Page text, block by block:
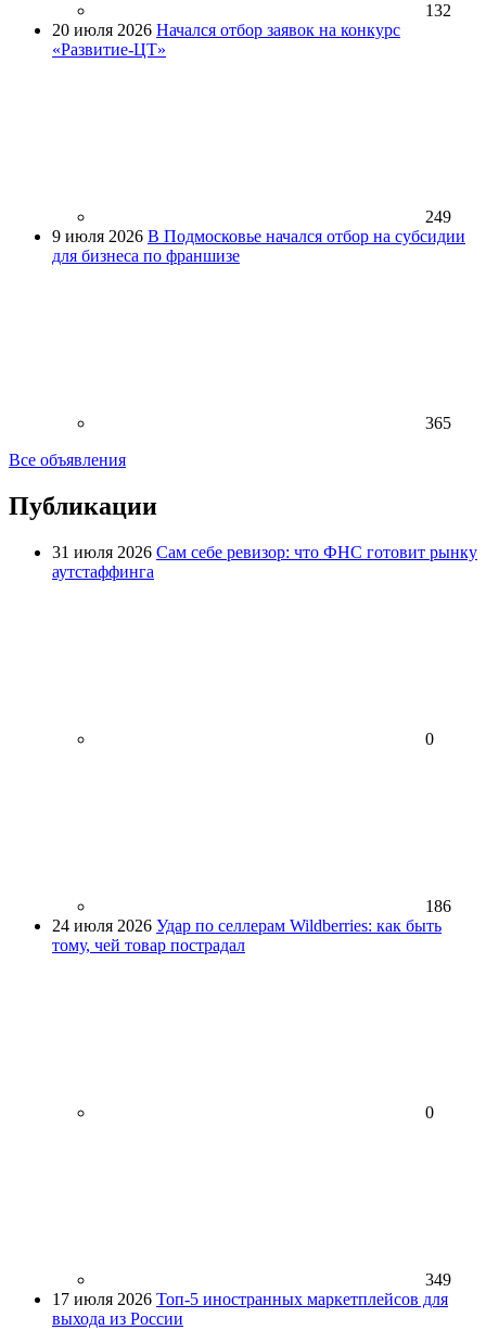
132
20 июля 2026 Начался отбор заявок на конкурс
«Развитие-ЦТ»
249
9 июля 2026 В Подмосковье начался отбор на субсидии
для бизнеса по франшизе
365
Все объявления
Публикации
31 июля 2026 Сам себе ревизор: что ФНС готовит рынку
аутстаффинга
0
186
24 июля 2026 Удар по селлерам Wildberries: как быть
тому, чей товар пострадал
0
349
17 июля 2026 Топ-5 иностранных маркетплейсов для
выхода из России